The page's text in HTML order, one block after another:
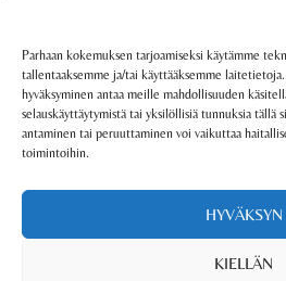
Parhaan kokemuksen tarjoamiseksi käytämme
tallentaaksemme ja/tai käyttääksemme
hyväksyminen antaa meille mahdollisuuden
selauskäyttäytymistä tai yksilöllisiä tunnuksia tällä
antaminen tai peruuttaminen voi vaikuttaa
toimintoihin.
HYVÄKSYN
KIELLÄN
Käyttöehdot·